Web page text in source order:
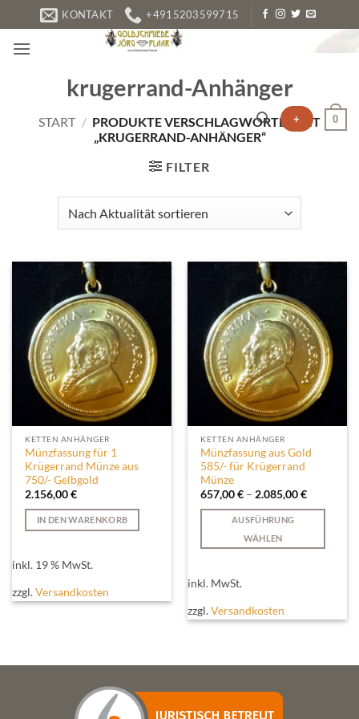
Inhalt
springen
KONTAKT +4915203599715
+ 0
krugerrand-Anhänger
START / PRODUKTE VERSCHLAGWORTET MIT
„KRUGERRAND-ANHÄNGER“
FILTER
KETTEN ANHÄNGER
Münzfassung für 1
Krügerrand Münze aus
750/- Gelbgold
2.156,00€
IN DEN WARENKORB
inkl. 19 % MwSt.
zzgl.Versandkosten
KETTEN ANHÄNGER
Münzfassung aus Gold
585/- für Krügerrand
Münze
657,00€ –2.085,00€
AUSFÜHRUNG
WÄHLEN
weist
mehrere
Varianten
können
auf
inkl. MwSt.
zzgl.Versandkosten